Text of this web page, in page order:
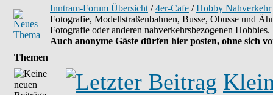
Inntram-Forum Übersicht /4er-Cafe /Hobby Nahverkehr
Fotografie, Modellstraßenbahnen, Busse, Obusse und
Fotografie oder anderen nahverkehrsbezogenen Hobbies.
Auch anonyme Gäste dürfen hier posten, ohne sich
Themen